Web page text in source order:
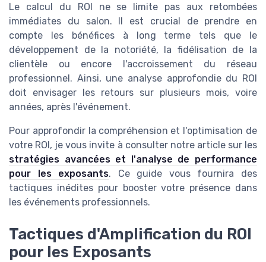
Le calcul du ROI ne se limite pas aux retombées
immédiates du salon. Il est crucial de prendre en
compte les bénéfices à long terme tels que le
développement de la notoriété, la fidélisation de la
clientèle ou encore l'accroissement du réseau
professionnel. Ainsi, une analyse approfondie du ROI
doit envisager les retours sur plusieurs mois, voire
années, après l'événement.
Pour approfondir la compréhension et l'optimisation de
votre ROI, je vous invite à consulter notre article sur les
stratégies avancées et l'analyse de performance
pour les exposants. Ce guide vous fournira des
tactiques inédites pour booster votre présence dans
les événements professionnels.
Tactiques d'Amplification du ROI
pour les Exposants